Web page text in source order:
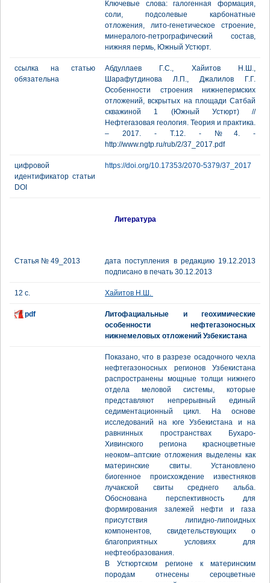
Ключевые слова: галогенная формация,
соли, подсолевые карбонатные
отложения, лито-генетическое строение,
минералого-петрографический состав,
нижняя пермь, Южный Устюрт.
ссылка на статью
обязательна
Абдуллаев Г.С., Хайитов Н.Ш.,
Шарафутдинова Л.П., Джалилов Г.Г.
Особенности строения нижнепермских
отложений, вскрытых на площади Сатбай
скважиной 1 (Южный Устюрт) //
Нефтегазовая геология. Теория и практика.
– 2017. - Т.12. - №4. -
http://www.ngtp.ru/rub/2/37_2017.pdf
цифровой
идентификатор статьи
DOI
https://doi.org/10.17353/2070-5379/37_2017
Литература
Статья № 49_2013
дата поступления в редакцию 19.12.2013
подписано в печать 30.12.2013
12 с. Хайитов Н.Ш.
pdf
Литофациальные и геохимические
особенности нефтегазоносных
нижнемеловых отложений Узбекистана
Показано, что в разрезе осадочного чехла
нефтегазоносных регионов Узбекистана
распространены мощные толщи нижнего
отдела меловой системы, которые
представляют непрерывный единый
седиментационный цикл. На основе
исследований на юге Узбекистана и на
равнинных пространствах Бухаро-
Хивинского региона красноцветные
неоком–аптские отложения выделены как
материнские свиты. Установлено
биогенное происхождение известняков
лучакской свиты среднего альба.
Обоснована перспективность для
формирования залежей нефти и газа
присутствия липидно-липоидных
компонентов, свидетельствующих о
благоприятных условиях для
нефтеобразования.
В Устюртском регионе к материнским
породам отнесены сероцветные